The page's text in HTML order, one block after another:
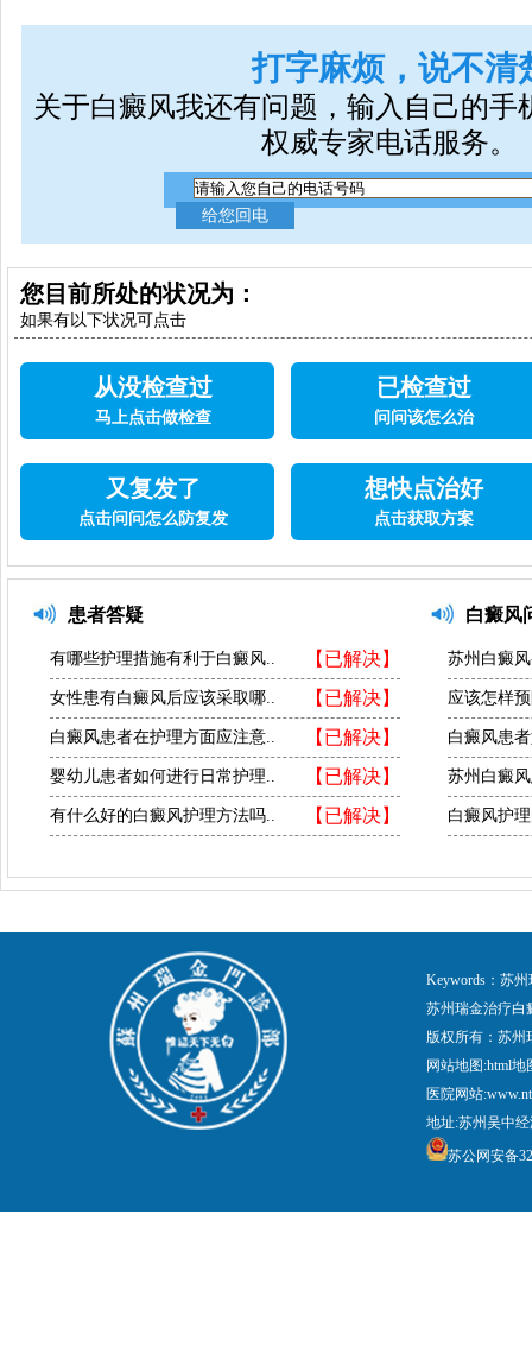
么
打字麻烦，说不清
关于白癜风我还有问题，输入自己的手
权威专家电话服务。
您目前所处的状况为：
如果有以下状况可点击
从没检查过
马上点击做检查
已检查过
问问该怎么治
又复发了
点击问问怎么防复发
想快点治好
点击获取方案
患者答疑
【已解决】
有哪些护理措施有利于白癜风..
【已解决】
女性患有白癜风后应该采取哪..
【已解决】
白癜风患者在护理方面应注意..
【已解决】
婴幼儿患者如何进行日常护理..
【已解决】
有什么好的白癜风护理方法吗..
白癜风
苏州白癜
应该怎样
白癜风患
苏州白癜
白癜风护
Keywords：苏
苏州瑞金治疗白
版权所有：苏
网站地图:html地
医院网站
地址:苏州吴中
苏公网安备